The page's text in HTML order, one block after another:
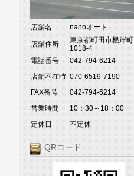
店舗名 nanoオート
店舗住所
東京都町田市根岸町
1018-4
電話番号
042-794-6214
店舗不在時 070-6519-7190
FAX番号
042-794-6214
営業時間
10：30～18：00
定休日
不定休
QRコード